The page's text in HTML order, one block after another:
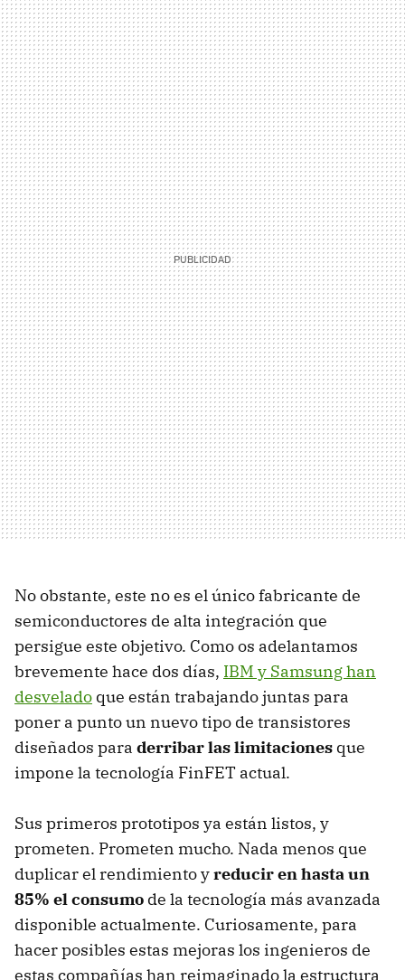
No obstante, este no es el único fabricante de
semiconductores de alta integración que
persigue este objetivo. Como os adelantamos
brevemente hace dos días, IBM y Samsung han
desvelado que están trabajando juntas para
poner a punto un nuevo tipo de transistores
diseñados para derribar las limitaciones que
impone la tecnología FinFET actual.
Sus primeros prototipos ya están listos, y
prometen. Prometen mucho. Nada menos que
duplicar el rendimiento yreducir en hasta un
85% el consumo de la tecnología más avanzada
disponible actualmente. Curiosamente, para
hacer posibles estas mejoras los ingenieros de
estas compañías han reimaginado la estructura